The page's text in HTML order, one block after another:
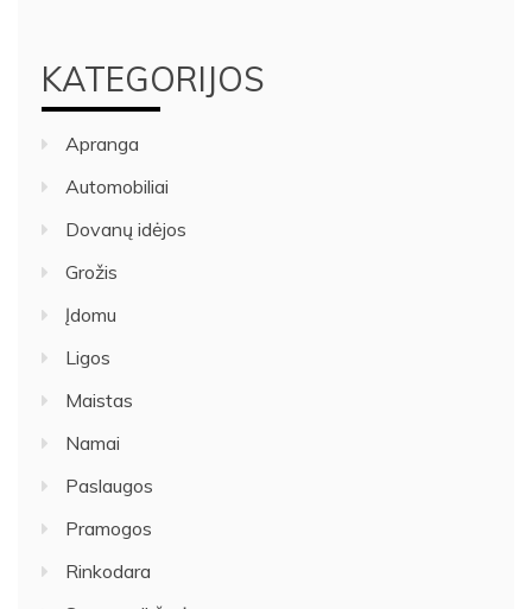
KATEGORIJOS
Apranga
Automobiliai
Dovanų idėjos
Grožis
Įdomu
Ligos
Maistas
Namai
Paslaugos
Pramogos
Rinkodara